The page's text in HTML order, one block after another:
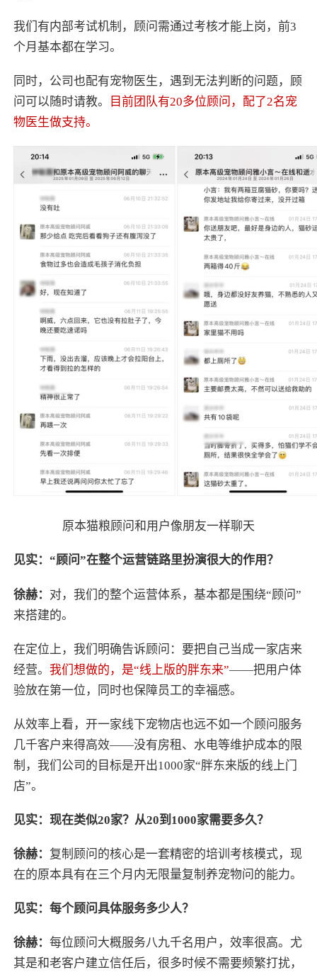
我们有内部考试机制，顾问需通过考核才能上岗，前3
个月基本都在学习。
同时，公司也配有宠物医生，遇到无法判断的问题，顾
问可以随时请教。
目前团队有20多位顾问，配了2名宠
物医生做支持。
原本猫粮顾问和用户像朋友一样聊天
见实：“顾问”在整个运营链路里扮演很大的作用？
徐赫： 对，我们的整个运营体系，基本都是围绕“顾问”
来搭建的。
在定位上，我们明确告诉顾问：要把自己当成一家店来
经营。我们想做的，是“线上版的胖东来”——把用户体
验放在第一位，同时也保障员工的幸福感。
从效率上看，开一家线下宠物店也远不如一个顾问服务
几千客户来得高效——没有房租、水电等维护成本的限
制，我们公司的目标是开出1000家“胖东来版的线上门
店”。
见实：现在类似20家？从20到1000家需要多久？
徐赫： 复制顾问的核心是一套精密的培训考核模式，现
在的原本具有在三个月内无限量复制养宠物问的能力。
见实：每个顾问具体服务多少人？
徐赫：每位顾问大概服务八九千名用户，效率很高。尤
其是和老客户建立信任后，很多时候不需要频繁打扰，